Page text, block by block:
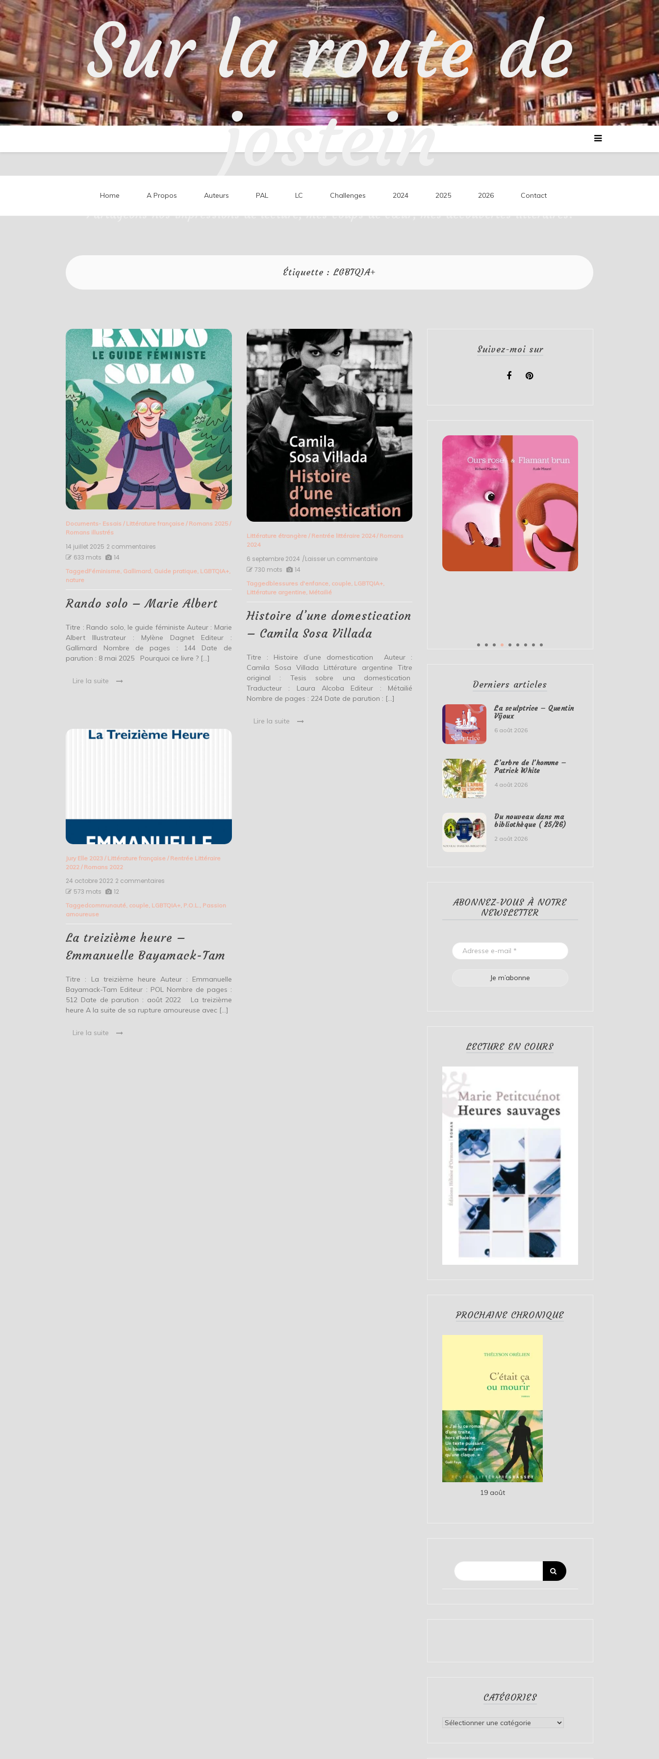
Skip
to
content
Sur la route de
jostein
Partageons nos impressions de lecture, mes coups de cœur, mes découvertes littéraires.
Home A Propos Auteurs PAL LC Challenges 2024 2025 2026 Contact
Étiquette : LGBTQIA+
Documents- Essais / Littérature française / Romans 2025/
Romans illustrés
14 juillet 2025 2 commentaires
–
633 mots 14
TaggedFéminisme, Gallimard, Guide pratique, LGBTQIA+,
nature
Rando solo – Marie Albert
Titre : Rando solo, le guide féministe Auteur : Marie
Albert Illustrateur : Mylène Dagnet Editeur :
Gallimard Nombre de pages : 144 Date de
parution : 8 mai 2025 Pourquoi ce livre ? […]
Lire la suite
Littérature étrangère/ Rentrée littéraire 2024/ Romans
2024
6 septembre 2024 /Laisser un commentaireon
domestication
Sosa
Villada
730 mots 14
Taggedblessures d'enfance, couple, LGBTQIA+,
Littérature argentine, Métailié
Histoire d’une domestication
– Camila Sosa Villada
Titre : Histoire d’une domestication Auteur :
Camila Sosa Villada Littérature argentine Titre
original : Tesis sobre una domestication
Traducteur : Laura Alcoba Editeur : Métailié
Nombre de pages : 224 Date de parution : […]
Lire la suite
Jury Elle 2023 / Littérature française / Rentrée Littéraire
2022 / Romans 2022
24 octobre 2022 2 commentaires
heure
Bayamack-
Tam
573 mots 12
Taggedcommunauté, couple, LGBTQIA+, P.O.L., Passion
amoureuse
La treizième heure –
Emmanuelle Bayamack-Tam
Titre : La treizième heure Auteur : Emmanuelle
Bayamack-Tam Editeur : POL Nombre de pages :
512 Date de parution : août 2022 La treizième
heure A la suite de sa rupture amoureuse avec […]
Lire la suite
Suivez-moi sur
Derniers articles
La sculptrice – Quentin
Vijoux
6 août 2026
L’arbre de l’homme –
Patrick White
4 août 2026
Du nouveau dans ma
bibliothèque ( 25/26)
2 août 2026
ABONNEZ-VOUS À NOTRE
NEWSLETTER
LECTURE EN COURS
PROCHAINE CHRONIQUE
19 août
CATÉGORIES
Catégories